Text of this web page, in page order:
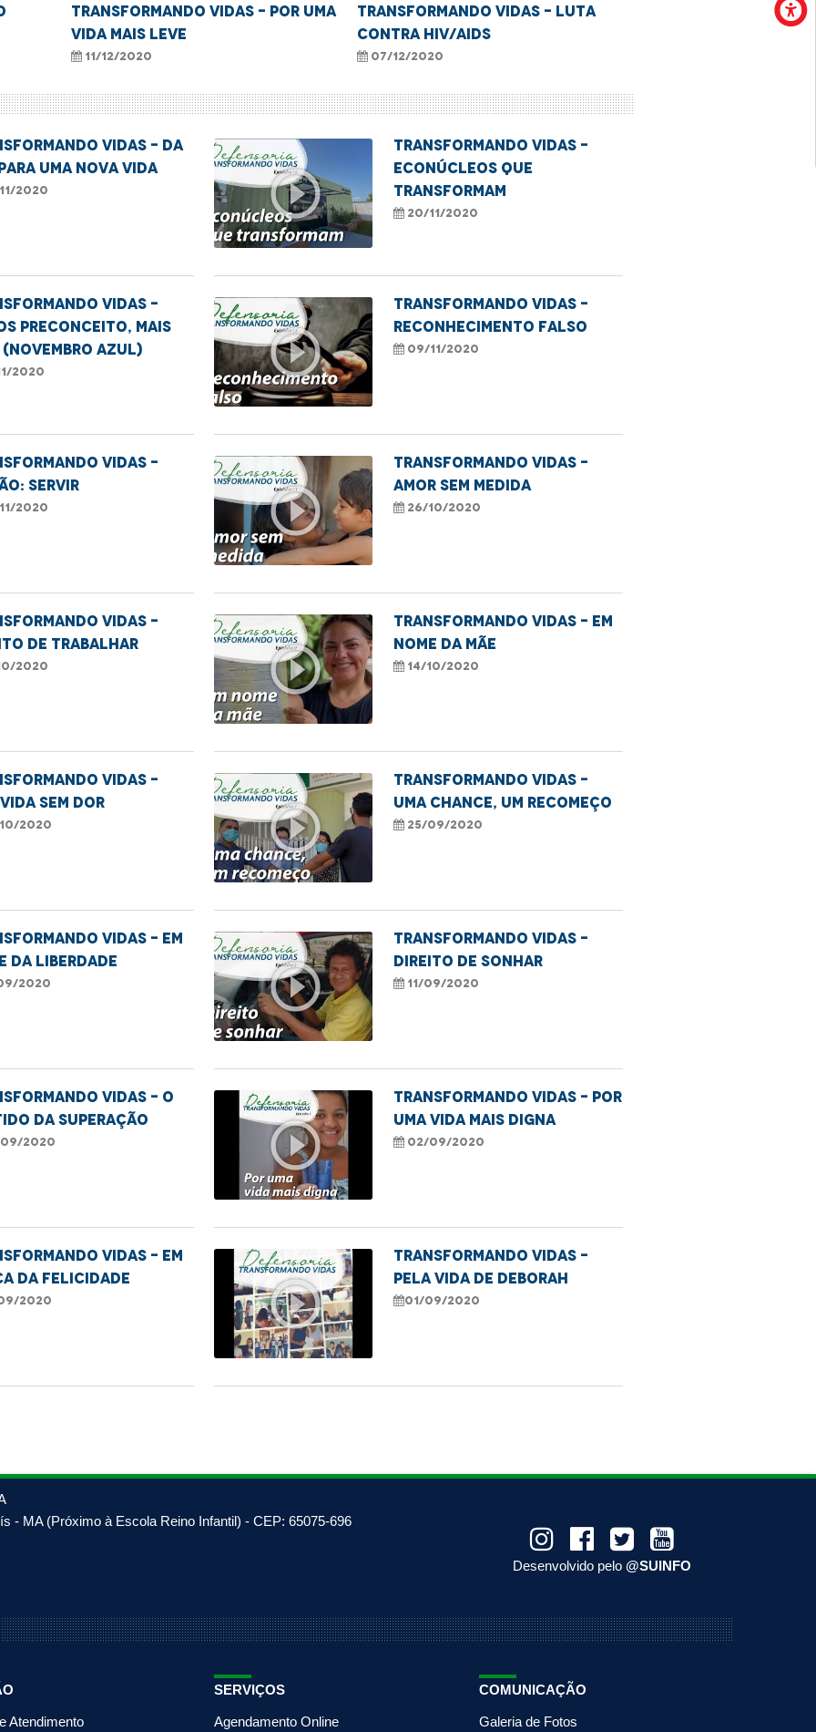
TRANSFORMANDO VIDAS - POR UMA
VIDA MAIS LEVE
11/12/2020
TRANSFORMANDO VIDAS - LUTA
CONTRA HIV/AIDS
07/12/2020
Vidas - Da
uma nova vida
2020 play_circle_outline
Transformando Vidas -
Econúcleos que
transformam
20/11/2020
VIDAS -
PRECONCEITO, MAIS
AZUL)
2020 play_circle_outline
Transformando Vidas -
Reconhecimento falso
09/11/2020
Vidas -
servir
2020 play_circle_outline
Transformando Vidas -
Amor sem medida
26/10/2020
Vidas -
de trabalhar
2020 play_circle_outline
Transformando Vidas - Em
nome da mãe
14/10/2020
VIDAS -
SEM DOR
2020 play_circle_outline
Transformando Vidas -
Uma chance, um recomeço
25/09/2020
VIDAS - EM
DA LIBERDADE
2020 play_circle_outline
Transformando Vidas -
Direito de sonhar
11/09/2020
Vidas - O
da superação
2020 play_circle_outline
Transformando Vidas - Por
uma vida mais digna
02/09/2020
Vidas - Em
da felicidade
2020 play_circle_outline
TRANSFORMANDO VIDAS -
Pela vida de Deborah
01/09/2020
- MA (Próximo à Escola Reino Infantil) - CEP: 65075-696
Desenvolvido pelo @SUINFO
Atendimento
SERVIÇOS
Agendamento Online
COMUNICAÇÃO
Galeria de Fotos